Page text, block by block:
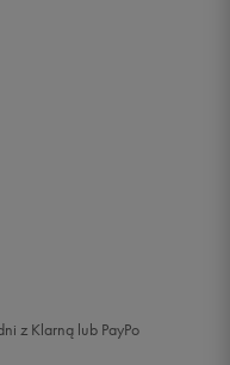
z Klarną lub PayPo